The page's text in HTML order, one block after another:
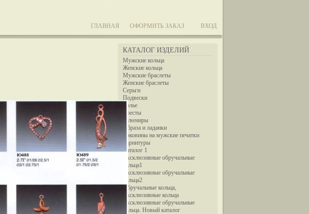
ГЛАВНАЯ ОФОРМИТЬ ЗАКАЗ ВХОД
КАТАЛОГ ИЗДЕЛИЙ
Мужские кольца
Женские кольца
Мужские браслеты
Женские браслеты
Серьги
Подвески
Колье
Кресты
Сувениры
Образа и ладанки
Боковины на мужские печатки
Гарнитуры
Каталог 1
Эксклюзивные обручальные
кольца1
Эксклюзивные обручальные
кольца2
Обручальные кольца,
Эксклюзивные кольца
Эксклюзивные обручальные
кольца. Новый каталог